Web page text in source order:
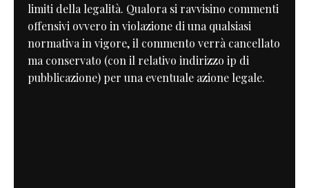
limiti della legalità. Qualora si ravvisino commenti
offensivi ovvero in violazione di una qualsiasi
normativa in vigore, il commento verrà cancellato
ma conservato (con il relativo indirizzo ip di
pubblicazione) per una eventuale azione legale.